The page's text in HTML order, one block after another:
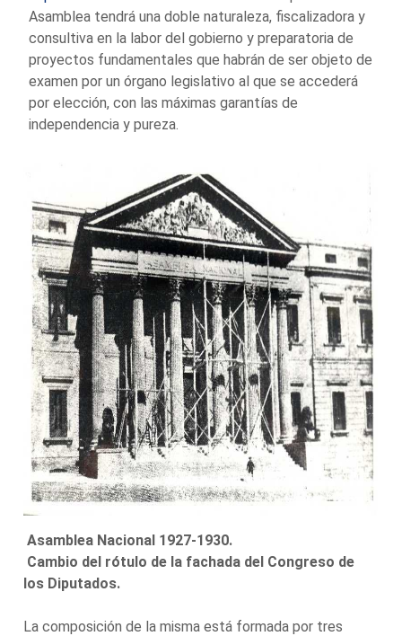
Asamblea tendrá una doble naturaleza, fiscalizadora y
consultiva en la labor del gobierno y preparatoria de
proyectos fundamentales que habrán de ser objeto de
examen por un órgano legislativo al que se accederá
por elección, con las máximas garantías de
independencia y pureza.
Asamblea Nacional 1927-1930.
Cambio del rótulo de la fachada del Congreso de
los Diputados.
La composición de la misma está formada por tres